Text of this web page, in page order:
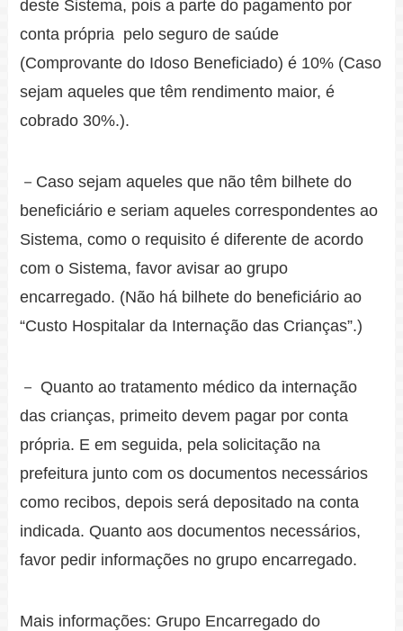
deste Sistema, pois a parte do pagamento por
conta própria pelo seguro de saúde
(Comprovante do Idoso Beneficiado) é 10% (Caso
sejam aqueles que têm rendimento maior, é
cobrado 30%.).
－Caso sejam aqueles que não têm bilhete do
beneficiário e seriam aqueles correspondentes ao
Sistema, como o requisito é diferente de acordo
com o Sistema, favor avisar ao grupo
encarregado. (Não há bilhete do beneficiário ao
“Custo Hospitalar da Internação das Crianças”.)
－ Quanto ao tratamento médico da internação
das crianças, primeito devem pagar por conta
própria. E em seguida, pela solicitação na
prefeitura junto com os documentos necessários
como recibos, depois será depositado na conta
indicada. Quanto aos documentos necessários,
favor pedir informações no grupo encarregado.
Mais informações: Grupo Encarregado do